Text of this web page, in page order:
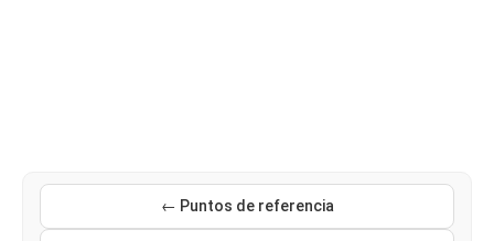
← Puntos de referencia